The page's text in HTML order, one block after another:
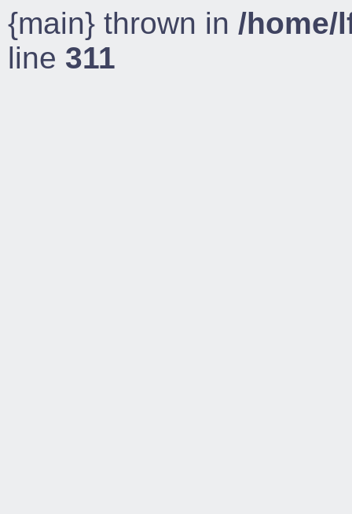
{main} thrown in /home/
line 311